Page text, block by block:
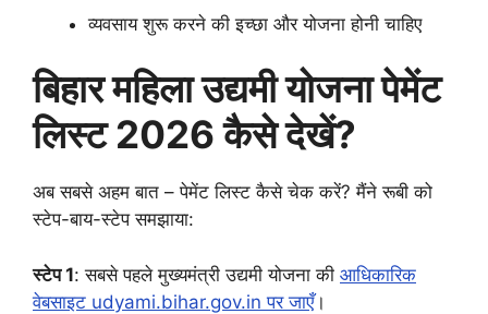
व्यवसाय शुरू करने की इच्छा और योजना होनी चाहिए
बिहार महिला उद्यमी योजना पेमेंट
लिस्ट 2026 कैसे देखें?
अब सबसे अहम बात – पेमेंट लिस्ट कैसे चेक करें? मैंने रूबी को
स्टेप-बाय-स्टेप समझाया:
स्टेप 1: सबसे पहले मुख्यमंत्री उद्यमी योजना की आधिकारिक
वेबसाइट udyami.bihar.gov.in पर जाएँ।